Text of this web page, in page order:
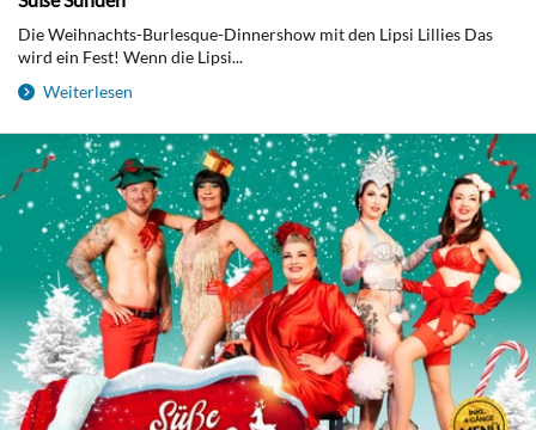
Die Weihnachts-Burlesque-Dinnershow mit den Lipsi Lillies Das
wird ein Fest! Wenn die Lipsi...
Weiterlesen